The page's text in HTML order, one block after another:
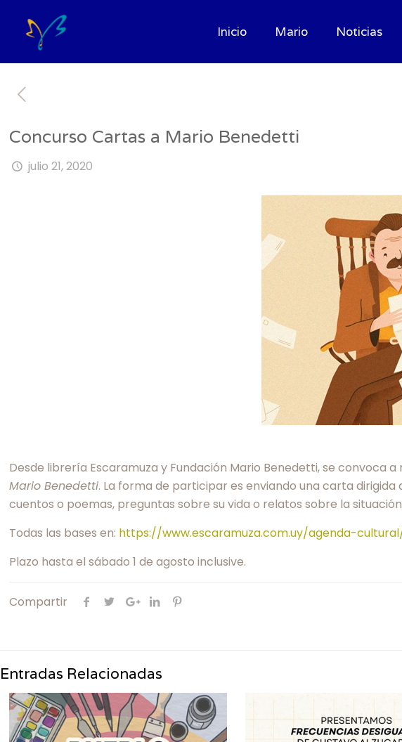
Inicio Mario Noticias
Concurso Cartas a Mario Benedetti
julio 21, 2020
Desde librería Escaramuza y Fundación Mario Benedetti, se convoca
Mario Benedetti. La forma de participar es enviando una carta
cuentos o poemas, preguntas sobre su vida o relatos sobre la
Todas las bases en: https://www.escaramuza.com.uy/agenda-
Plazo hasta el sábado 1 de agosto inclusive.
Compartir
Entradas Relacionadas